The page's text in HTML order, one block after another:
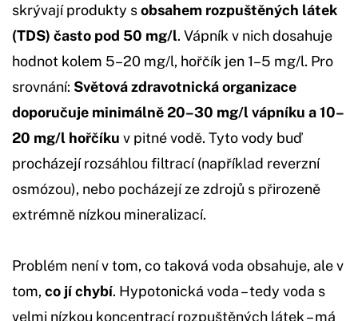
skrývají produkty sobsahem rozpuštěných látek
(TDS) často pod 50 mg/l. Vápník v nich dosahuje
hodnot kolem 5–20 mg/l, hořčík jen 1–5 mg/l. Pro
srovnání: Světová zdravotnická organizace
doporučuje minimálně 20–30 mg/l vápníku a 10–
20 mg/l hořčíku v pitné vodě. Tyto vody buď
procházejí rozsáhlou filtrací (například reverzní
osmózou), nebo pocházejí ze zdrojů s přirozeně
extrémně nízkou mineralizací.
Problém není v tom, co taková voda obsahuje, ale v
tom,co jí chybí. Hypotonická voda – tedy voda s
velmi nízkou koncentrací rozpuštěných látek – má